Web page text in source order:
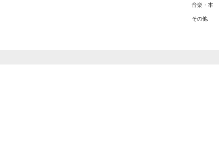
音楽・本
その他